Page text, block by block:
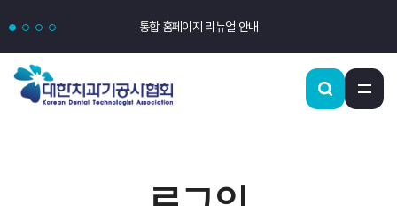
통합 홈페이지 리뉴얼 안내